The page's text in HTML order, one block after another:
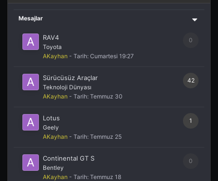
Mesajlar
0
RAV4
Toyota
AKayhan - Tarih: Cumartesi 19:27
42
Sürücüsüz Araçlar
Teknoloji Dünyası
AKayhan - Tarih: Temmuz 30
1
Lotus
Geely
AKayhan - Tarih: Temmuz 25
0
Continental GT S
Bentley
AKayhan - Tarih: Temmuz 18